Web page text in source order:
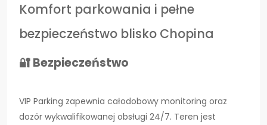
Komfort parkowania i pełne
bezpieczeństwo blisko Chopina
🔐 Bezpieczeństwo
VIP Parking zapewnia całodobowy monitoring oraz
dozór wykwalifikowanej obsługi 24/7. Teren jest